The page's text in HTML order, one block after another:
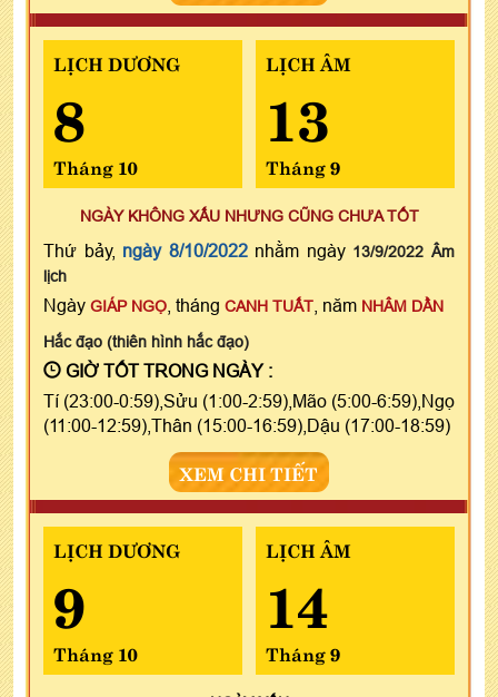
LỊCH DƯƠNG
8
Tháng 10
LỊCH ÂM
13
Tháng 9
NGÀY KHÔNG XẤU NHƯNG CŨNG CHƯA TỐT
Thứ bảy, ngày 8/10/2022nhằm ngày 13/9/2022 Âm
lịch
Ngày GIÁP NGỌ , tháng CANH TUẤT , năm NHÂM DẦN
Hắc đạo (thiên hình hắc đạo)
GIỜ TỐT TRONG NGÀY :
Tí (23:00-0:59),Sửu (1:00-2:59),Mão (5:00-6:59),Ngọ
(11:00-12:59),Thân (15:00-16:59),Dậu (17:00-18:59)
XEM CHI TIẾT
LỊCH DƯƠNG
9
Tháng 10
LỊCH ÂM
14
Tháng 9